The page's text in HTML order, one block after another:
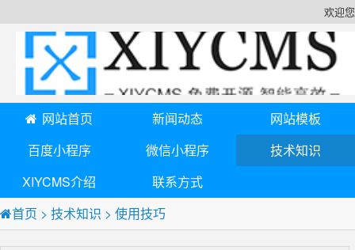
欢迎您
网站首页 新闻动态
网站模板
百度小程序
微信小程序
技术知识
XIYCMS介绍
联系方式
首页 > 技术知识 > 使用技巧